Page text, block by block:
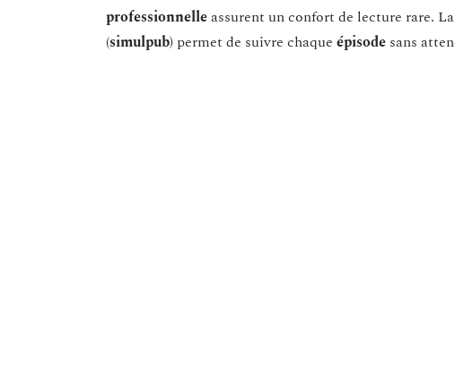
professionnelleassurent un confort de lecture rare.
(simulpub) permet de suivre chaque épisode sans